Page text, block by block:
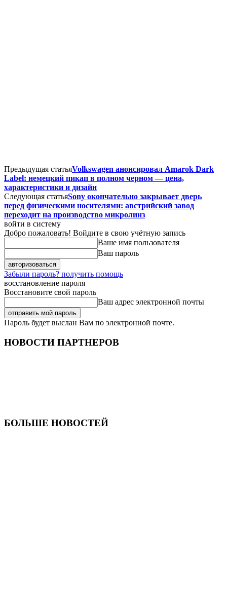
Предыдущая статьяVolkswagen анонсировал Amarok Dark
Label: немецкий пикап в полном черном — цена,
характеристики и дизайн
Следующая статьяSony окончательно закрывает дверь
перед физическими носителями: австрийский завод
переходит на производство микролинз
войти в систему
Добро пожаловать! Войдите в свою учётную запись
Ваше имя пользователя
Ваш пароль
Забыли пароль? получить помощь
восстановление пароля
Восстановите свой пароль
Ваш адрес электронной почты
Пароль будет выслан Вам по электронной почте.
НОВОСТИ ПАРТНЕРОВ
БОЛЬШЕ НОВОСТЕЙ